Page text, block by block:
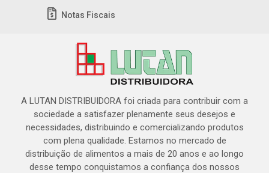
Notas Fiscais
A LUTAN DISTRIBUIDORA foi criada para contribuir com a
sociedade a satisfazer plenamente seus desejos e
necessidades, distribuindo e comercializando produtos
com plena qualidade. Estamos no mercado de
distribuição de alimentos a mais de 20 anos e ao longo
desse tempo conquistamos a confiança dos nossos